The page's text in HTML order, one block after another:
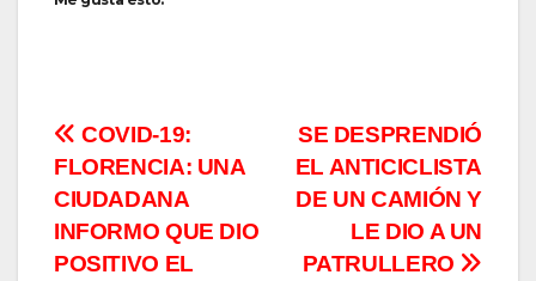
Navegación
de
entradas
SE DESPRENDIÓ
EL ANTICICLISTA
DE UN CAMIÓN Y
LE DIO A UN
PATRULLERO
COVID-19:
FLORENCIA: UNA
CIUDADANA
INFORMO QUE DIO
POSITIVO EL